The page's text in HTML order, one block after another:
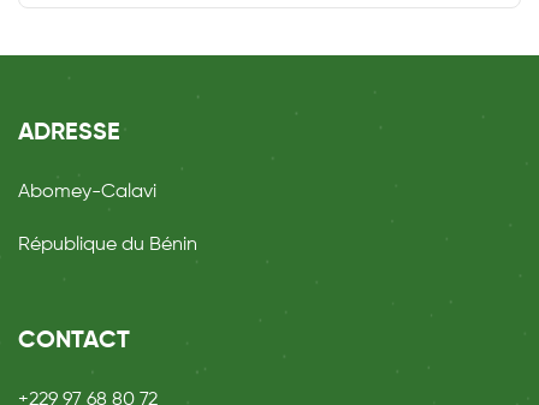
ADRESSE
Abomey-Calavi
République du Bénin
CONTACT
+229 97 68 80 72